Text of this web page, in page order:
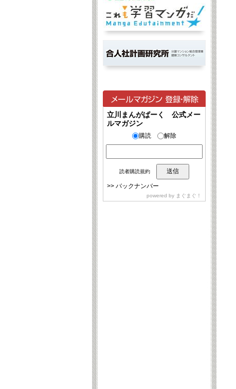
立川まんがぱーく 公式メー
ルマガジン
購読 解除
読者購読規約
>> バックナンバー
powered by まぐまぐ！